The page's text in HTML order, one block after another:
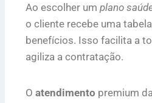
Ao escolher um plano
o cliente recebe uma
benefícios. Isso facilita a
agiliza a contratação.
O atendimento premium